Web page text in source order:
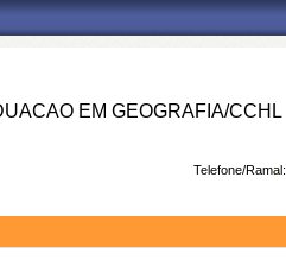
EM GEOGRAFIA/CCHL
Telefone/Ramal: